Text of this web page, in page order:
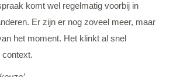
komt wel regelmatig voorbij in
Er zijn er nog zoveel meer, maar
het moment. Het klinkt al snel
context.